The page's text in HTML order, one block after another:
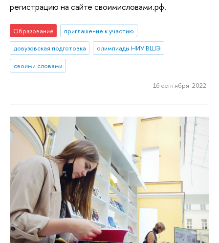
регистрацию на сайте своимисловами.рф.
Образование
приглашение к участию
довузовская подготовка
олимпиады НИУ ВШЭ
своими словами
16 сентября 2022